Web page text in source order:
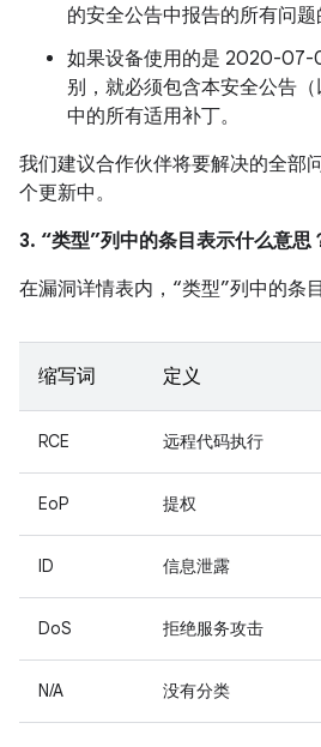
的安全公告中报告的所有问题
如果设备使用的是 2020-07-
别，就必须包含本安全公告（
中的所有适用补丁。
我们建议合作伙伴将要解决的全部
个更新中。
3. “类型”列中的条目表示什么意思
在漏洞详情表内，“类型”列中的条
缩写词 定义
RCE 远程代码执行
EoP 提权
ID 信息泄露
DoS 拒绝服务攻击
N/A 没有分类